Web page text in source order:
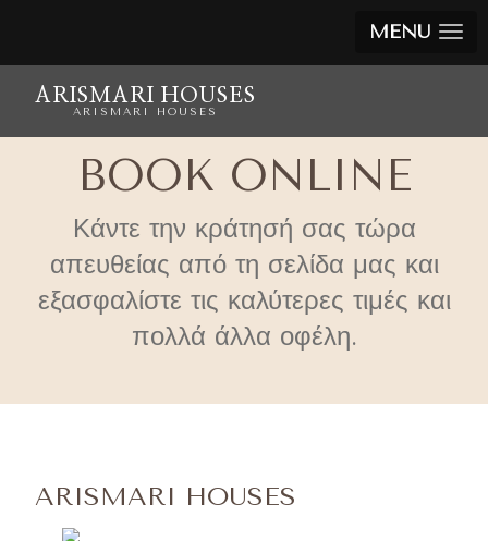
MENU
ARISMARI HOUSES
ARISMARI HOUSES
BOOK ONLINE
Κάντε την κράτησή σας τώρα
απευθείας από τη σελίδα μας και
εξασφαλίστε τις καλύτερες τιμές και
πολλά άλλα οφέλη.
ARISMARI HOUSES